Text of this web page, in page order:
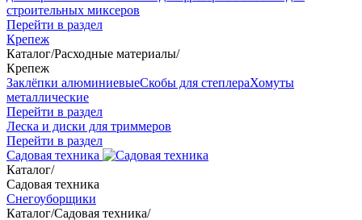
строительных миксеров
Перейти в раздел
Крепеж
Каталог/Расходные материалы/
Крепеж
Заклёпки алюминиевыеСкобы для степлераХомуты
металлические
Перейти в раздел
Леска и диски для триммеров
Перейти в раздел
Садовая техника
Каталог/
Садовая техника
Снегоуборщики
Каталог/Садовая техника/